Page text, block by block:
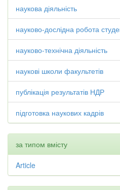
наукова діяльність
науково-дослідна робота
науково-технічна діяльність
наукові школи факультетів
публікація результатів НДР
підготовка наукових кадрів
за типом вмісту
Article